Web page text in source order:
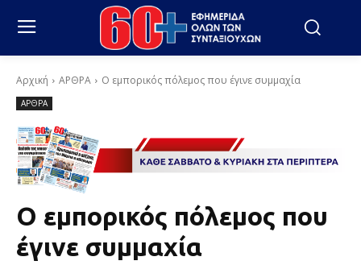
Αρχική ΑΡΘΡΑ Ο εμπορικός πόλεμος που έγινε συμμαχία
ΑΡΘΡΑ
Ο εμπορικός πόλεμος που
έγινε συμμαχία